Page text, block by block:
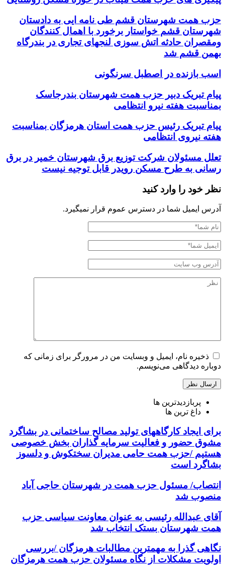
حزب همت شهرستان قشم طی نامه ایی به دادستان
شهرستان قشم خواستار برخورد با اهمال کنندگان
ومقصران حادثه اتش سوزی لنجهای تجاری در بندرگاه
بهمن قشم شد
اسب بازنده در اصطبل سرنگونی
پیام تبریک دبیر حزب همت شهرستان بندرجاسک
بمناسبت هفته نیرو انتظامی
پیام تبریک رئیس حزب همت استان هرمزگان بمناسبت
هفته نیروی انتظامی
تعلل مسئولان شرکت توزیع برق شهرستان خمیر در برق
رسانی به طرح مسکن رویدر قابل توجیه نیست
نظر خود را وارد کنید
آدرس ایمیل شما در دسترس عموم قرار نمیگیرد.
ذخیره نام، ایمیل و وبسایت من در مرورگر برای زمانی که
دوباره دیدگاهی می‌نویسم.
پربازدیدترین ها
داغ ترین ها
برای ایجاد کارگاههای تولید مصالح ساختمانی در بشاگرد
مشوق حضور و فعالیت سرمایه گذاران بخش خصوصی
هستیم /حزب همت حامی مدیران سختکوش و دلسوز
بشاگرد است
انتصاب/ مسئول حزب همت در شهرستان حاجی آباد
منصوب شد
آقای عبدالله رئیسی به عنوان معاونت سیاسی حزب
همت شهرستان بستک انتخاب شد
نگاهی گذرا به مهمترین مطالبات هرمزگان /بررسی
اولویت مشکلات از نگاه مسئولان حزب همت هرمزگان